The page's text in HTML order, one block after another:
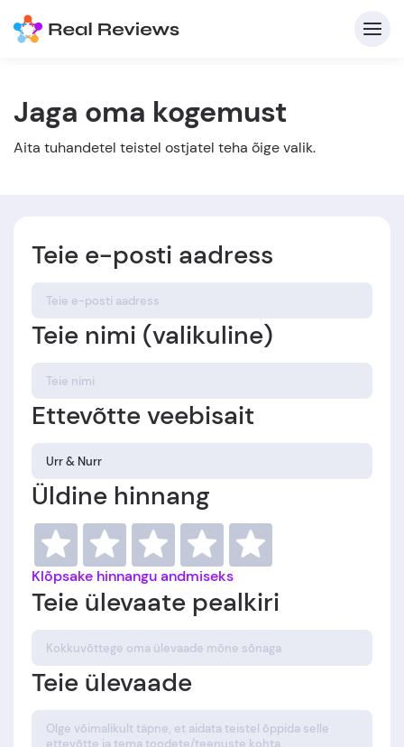
Jaga oma kogemust
Aita tuhandetel teistel ostjatel teha õige valik.
Teie e-posti aadress
Teie nimi (valikuline)
Ettevõtte veebisait
Üldine hinnang
Klõpsake hinnangu andmiseks
Teie ülevaate pealkiri
Teie ülevaade